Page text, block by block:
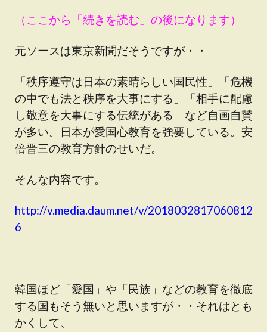
（ここから「続きを読む」の後になります）
元ソースは東京新聞だそうですが・・
「秩序遵守は日本の素晴らしい国民性」「危機
の中でも法と秩序を大事にする」「相手に配慮
し敬意を大事にする伝統がある」など自画自賛
が多い。日本が愛国心教育を強要している。安
倍晋三の教育方針のせいだ。
そんな内容です。
http://v.media.daum.net/v/2018032817060812
6
韓国ほど「愛国」や「民族」などの教育を徹底
する国もそう無いと思いますが・・それはとも
かくして、